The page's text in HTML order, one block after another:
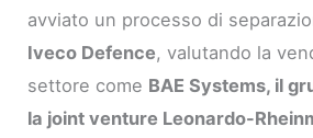
avviato un processo di
Iveco Defence, valutando la
settore come BAE Systems, il
la joint venture Leonardo-